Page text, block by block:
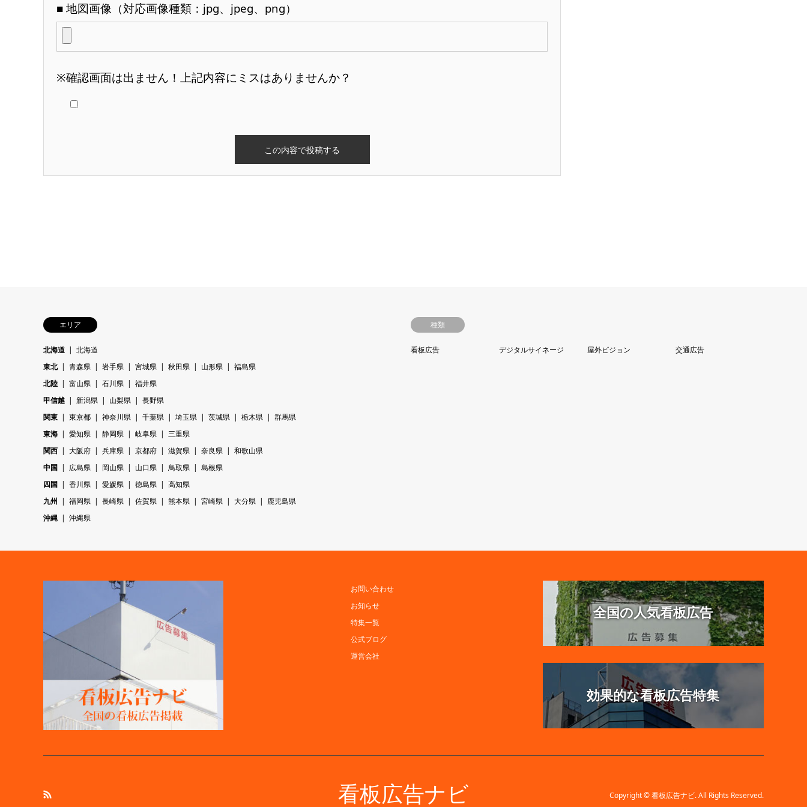
■ 地図画像（対応画像種類：jpg、jpeg、png）
※確認画面は出ません！上記内容にミスはありませんか？
エリア
北海道
北海道
東北
青森県 岩手県 宮城県 秋田県 山形県
福島県
北陸
富山県 石川県
福井県
甲信越
新潟県 山梨県
長野県
関東
東京都 神奈川県 千葉県 埼玉県 茨城県 栃木県
群馬県
東海
愛知県 静岡県 岐阜県
三重県
関西
大阪府 兵庫県 京都府 滋賀県 奈良県
和歌山県
中国
広島県 岡山県 山口県 鳥取県
島根県
四国
香川県 愛媛県 徳島県
高知県
九州
福岡県 長崎県 佐賀県 熊本県 宮崎県 大分県
鹿児島県
沖縄
沖縄県
種類
看板広告 デジタルサイネージ 屋外ビジョン 交通広告
お問い合わせ
お知らせ
特集一覧
公式ブログ
運営会社
全国の人気看板広告
効果的な看板広告特集
看板広告ナビ Copyright©看板広告ナビ. All Rights Reserved.